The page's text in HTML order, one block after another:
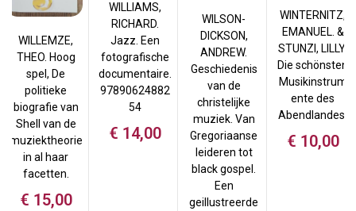
WILLEMZE,
THEO. Hoog
spel, De
politieke
biografie van
Shell van de
muziektheorie
in al haar
facetten.
€ 15,00
WILLIAMS,
RICHARD.
Jazz. Een
fotografische
documentaire.
97890624882
54
€ 14,00
WILSON-
DICKSON,
ANDREW.
Geschiedenis
van de
christelijke
muziek. Van
Gregoriaanse
leideren tot
black gospel.
Een
geillustreerde
WINTERNITZ,
EMANUEL. &
STUNZI, LILLY.
Die schönsten
Musikinstrum
ente des
Abendlandes.
€ 10,00